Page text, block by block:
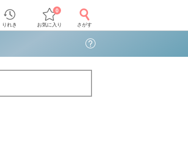
りれき お気に入り
0
さがす